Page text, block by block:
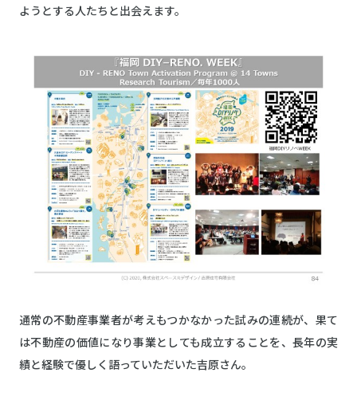
ようとする人たちと出会えます。
通常の不動産事業者が考えもつかなかった試みの連続が、果て
は不動産の価値になり事業としても成立することを、長年の実
績と経験で優しく語っていただいた吉原さん。